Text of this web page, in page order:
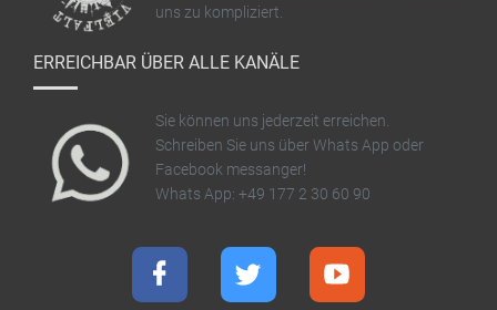
uns zu kompliziert.
ERREICHBAR ÜBER ALLE KANÄLE
Sie können uns jederzeit erreichen.
Schreiben Sie uns über Whats App oder
Facebook messanger!
Whats App: +49 177 2 30 60 90